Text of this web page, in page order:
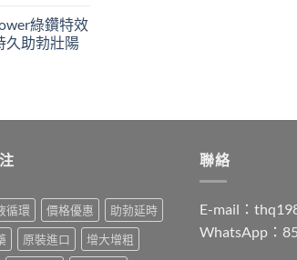
綠鑽特效
久助勃壯陽
循環 價格優惠
助勃延時
原裝進口
增大增粗
聯絡
E-mail：
WhatsApp：